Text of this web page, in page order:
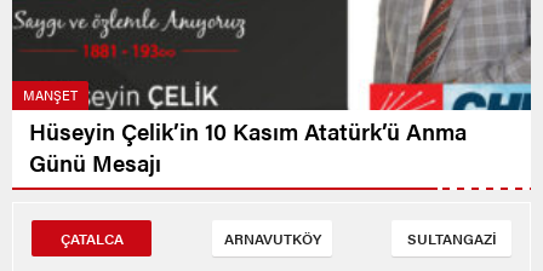
MANŞET
Hüseyin Çelik’in 10 Kasım Atatürk’ü Anma
Günü Mesajı
ÇATALCA ARNAVUTKÖY SULTANGAZİ